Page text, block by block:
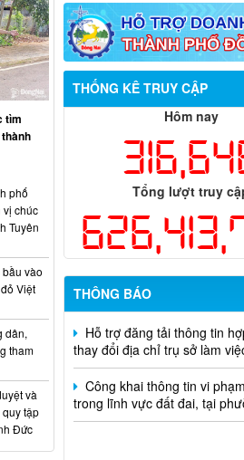
THỐNG KÊ TRUY CẬP
Hôm nay
Tổng lượt truy
THÔNG BÁO
Thông báo về việc tuyển
chức năm 2026
Thông báo tuyển chọn tổ
nhân chủ trì thực hiện nhiệm
học và công nghệ cấp thành
dụng ngân sách nhà nước
hiện năm 2026 (đợt 1) lần 3
Kế hoạch Thông tin, tuyên
khai Kế hoạch Khám sức
hoặc khám sàng lọc miễn phí
năm một lần cho người dân
thành phố Đồng Nai
Hỗ trợ đăng tải thông tin
thay đổi địa chỉ trụ sở làm
Công khai thông tin vi phạm
trong lĩnh vực đất đai, tại
tìm
phố
vị chúc
Tuyên
vào
Việt
dân,
tham
và
tập
Đức